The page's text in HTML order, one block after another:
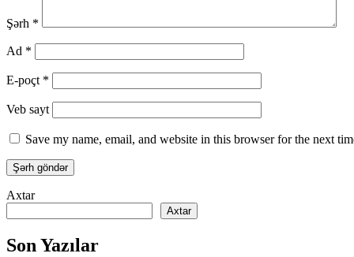
Şərh *
Ad *
E-poçt *
Veb sayt
Save my name, email, and website in this browser for the next
Axtar
Axtar
Son Yazılar